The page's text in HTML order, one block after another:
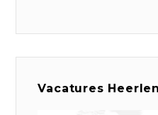
Vacatures